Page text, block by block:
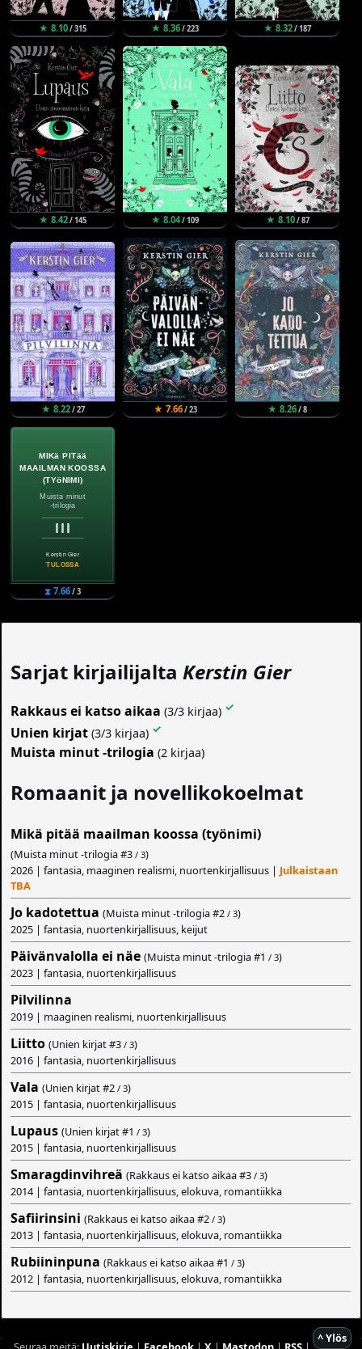
★ 8.10/ 315 ★ 8.36/ 223 ★ 8.32/ 187
★ 8.42/ 145 ★ 8.04/ 109 ★ 8.10/ 87
★ 8.22/ 27 ★ 7.66/ 23 ★ 8.26/ 8
⧗ 7.66/ 3
Sarjat kirjailijaltaKerstin Gier
Rakkaus ei katso aikaa (3/3 kirjaa) ✓
Unien kirjat (3/3 kirjaa) ✓
Muista minut -trilogia (2 kirjaa)
Romaanit ja novellikokoelmat
Mikä pitää maailman koossa (työnimi)
(Muista minut -trilogia #3 / 3)
2026 | fantasia, maaginen realismi, nuortenkirjallisuus | Julkaistaan
TBA
Jo kadotettua (Muista minut -trilogia #2 / 3)
2025 | fantasia, nuortenkirjallisuus, keijut
Päivänvalolla ei näe (Muista minut -trilogia #1 / 3)
2023 | fantasia, nuortenkirjallisuus
Pilvilinna
2019 | maaginen realismi, nuortenkirjallisuus
Liitto (Unien kirjat #3 / 3)
2016 | fantasia, nuortenkirjallisuus
Vala (Unien kirjat #2 / 3)
2015 | fantasia, nuortenkirjallisuus
Lupaus (Unien kirjat #1 / 3)
2015 | fantasia, nuortenkirjallisuus
Smaragdinvihreä (Rakkaus ei katso aikaa #3 / 3)
2014 | fantasia, nuortenkirjallisuus, elokuva, romantiikka
Safiirinsini (Rakkaus ei katso aikaa #2 / 3)
2013 | fantasia, nuortenkirjallisuus, elokuva, romantiikka
Rubiininpuna (Rakkaus ei katso aikaa #1 / 3)
2012 | fantasia, nuortenkirjallisuus, elokuva, romantiikka
^ Ylös